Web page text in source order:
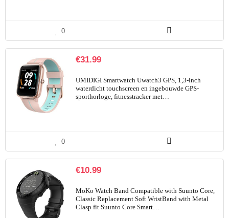
0
€31.99
UMIDIGI Smartwatch Uwatch3 GPS, 1,3-inch
waterdicht touchscreen en ingebouwde GPS-
sporthorloge, fitnesstracker met…
0
€10.99
MoKo Watch Band Compatible with Suunto Core,
Classic Replacement Soft WristBand with Metal
Clasp fit Suunto Core Smart…